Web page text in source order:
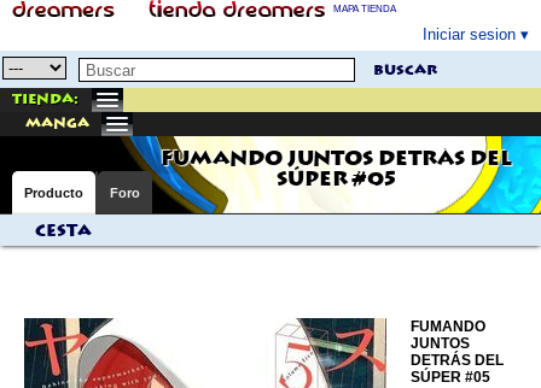
MAPA TIENDA
Iniciar sesion
buscar
Tienda:
manga
FUMANDO JUNTOS DETRÁS DEL
SÚPER #05
Producto Foro
Cesta
FUMANDO
JUNTOS
DETRÁS DEL
SÚPER #05